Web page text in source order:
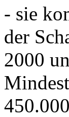
- sie
der
2000